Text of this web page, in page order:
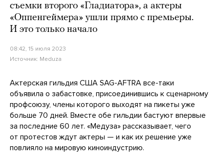
съемки второго «Гладиатора», а актеры
«Оппенгеймера» ушли прямо с премьеры.
И это только начало
08:42, 15 июля 2023
Источник: Meduza
Актерская гильдия США SAG-AFTRA все-таки
объявила о забастовке, присоединившись к сценарному
профсоюзу, члены которого выходят на пикеты уже
больше 70 дней. Вместе обе гильдии бастуют впервые
за последние 60 лет. «Медуза» рассказывает, чего
от протестов ждут актеры — и как их решение уже
повлияло на мировую киноиндустрию.